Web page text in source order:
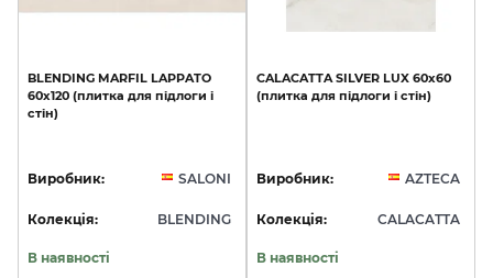
BLENDING MARFIL LAPPATO
60x120 (плитка для підлоги і
стін)
Виробник: SALONI
Колекція: BLENDING
В наявності
CALACATTA SILVER LUX 60x60
(плитка для підлоги і стін)
Виробник: AZTECA
Колекція: CALACATTA
В наявності